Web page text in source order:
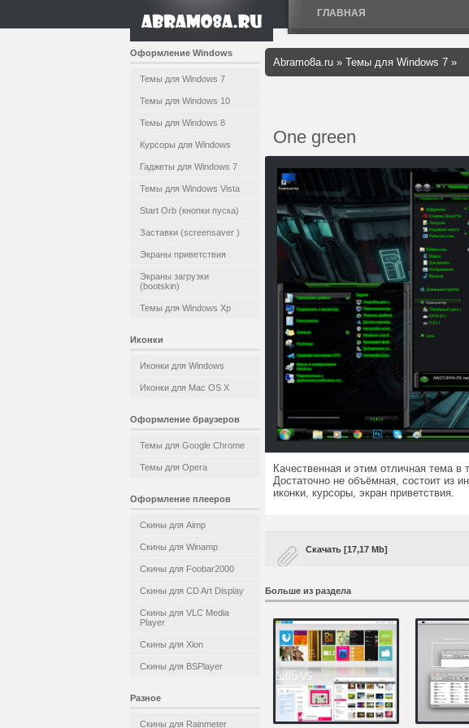
ГЛАВНАЯ
Оформление Windows
Темы для Windows 7
Темы для Windows 10
Темы для Windows 8
Курсоры для Windows
Гаджеты для Windows 7
Темы для Windows Vista
Start Orb (кнопки пуска)
Заставки (screensaver )
Экраны приветствия
Экраны загрузки
(bootskin)
Темы для Windows Xp
Иконки
Иконки для Windows
Иконки для Mac OS X
Оформление браузеров
Темы для Google Chrome
Темы для Opera
Оформление плееров
Скины для Aimp
Скины для Winamp
Скины для Foobar2000
Скины для CD Art Display
Скины для VLC Media
Player
Скины для Xion
Скины для BSPlayer
Разное
Скины для Rainmeter
Abramo8a.ru » Темы для Windows 7 »
One green
Качественная и этим отличная тема
Достаточно не объёмная, состоит из
иконки, курсоры, экран приветствия.
Скачать [17,17 Mb]
Больше из раздела